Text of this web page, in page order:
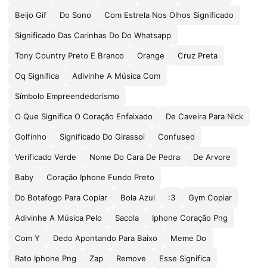
Beijo Gif Do Sono Com Estrela Nos Olhos Significado
Significado Das Carinhas Do Do Whatsapp
Tony Country Preto E Branco Orange Cruz Preta
Oq Significa Adivinhe A Música Com
Símbolo Empreendedorismo
O Que Significa O Coração Enfaixado De Caveira Para Nick
Golfinho Significado Do Girassol Confused
Verificado Verde Nome Do Cara De Pedra De Arvore
Baby Coração Iphone Fundo Preto
Do Botafogo Para Copiar Bola Azul :3 Gym Copiar
Adivinhe A Música Pelo Sacola Iphone Coração Png
Com Y Dedo Apontando Para Baixo Meme Do
Rato Iphone Png Zap Remove Esse Significa